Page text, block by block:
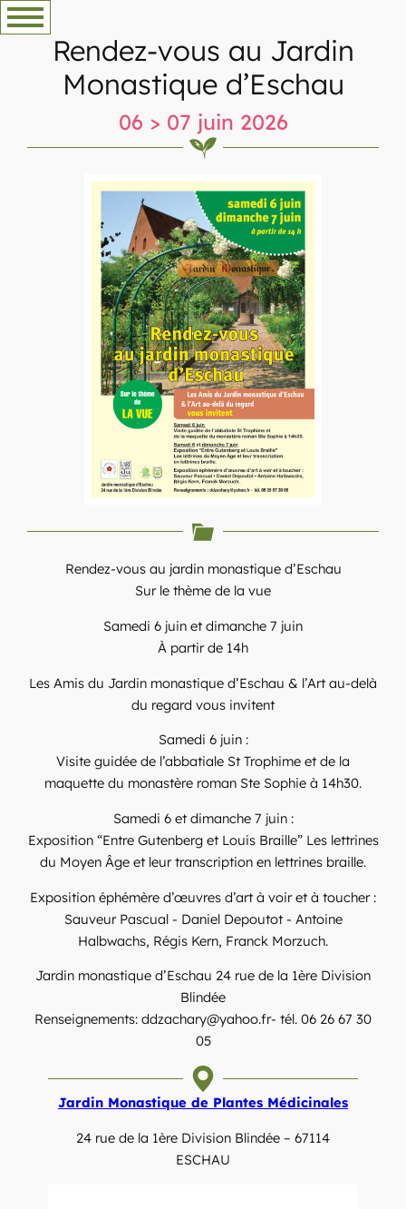
Aller
au
contenuRendez-vous au Jardin
Monastique d’Eschau
06 > 07 juin 2026
Rendez-vous au jardin monastique d’Eschau
Sur le thème de la vue
Samedi 6 juin et dimanche 7 juin
À partir de 14h
Les Amis du Jardin monastique d’Eschau & l’Art au-delà
du regard vous invitent
Samedi 6 juin :
Visite guidée de l’abbatiale St Trophime et de la
maquette du monastère roman Ste Sophie à 14h30.
Samedi 6 et dimanche 7 juin :
Exposition “Entre Gutenberg et Louis Braille” Les lettrines
du Moyen Âge et leur transcription en lettrines braille.
Exposition éphémère d’œuvres d’art à voir et à toucher :
Sauveur Pascual - Daniel Depoutot - Antoine
Halbwachs, Régis Kern, Franck Morzuch.
Jardin monastique d’Eschau 24 rue de la 1ère Division
Blindée
Renseignements: ddzachary@yahoo.fr- tél. 06 26 67 30
05
Jardin Monastique de Plantes Médicinales
24 rue de la 1ère Division Blindée – 67114
ESCHAU